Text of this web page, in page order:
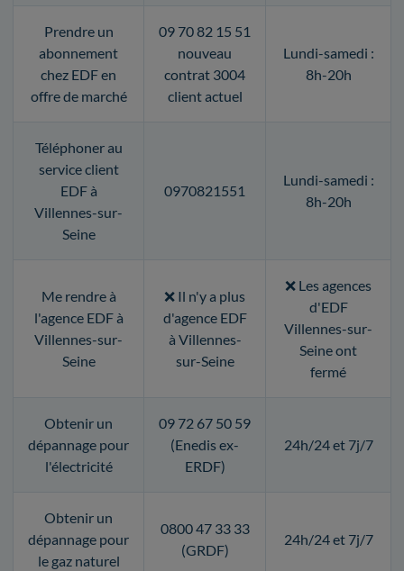
Prendre un
abonnement
chez EDF en
offre de marché
09 70 82 15 51
nouveau
contrat 3004
client actuel
Lundi-samedi :
8h-20h
Téléphoner au
service client
EDF à
Villennes-sur-
Seine
0970821551
Lundi-samedi :
8h-20h
Me rendre à
l'agence EDF à
Villennes-sur-
Seine
❌ Il n'y a plus
d'agence EDF
à Villennes-
sur-Seine
❌ Les agences
d'EDF
Villennes-sur-
Seine ont
fermé
Obtenir un
dépannage pour
l'électricité
09 72 67 50 59
(Enedis ex-
ERDF)
24h/24 et 7j/7
Obtenir un
dépannage pour
le gaz naturel
0800 47 33 33
(GRDF)
24h/24 et 7j/7